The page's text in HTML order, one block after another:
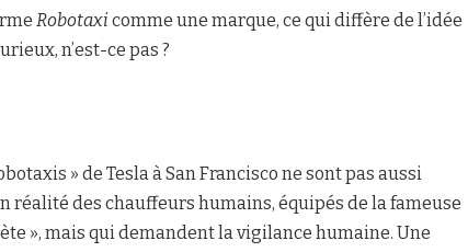
Robotaxi comme une marque, ce qui diffère de l’idée
n’est-ce pas ?
» de Tesla à San Francisco ne sont pas aussi
réalité des chauffeurs humains, équipés de la fameuse
», mais qui demandent la vigilance humaine. Une